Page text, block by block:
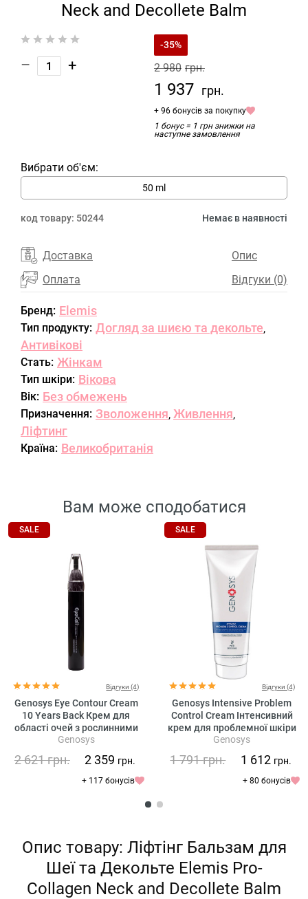
Neck and Decollete Balm
– +
-35%
2 980 грн.
1 937 грн.
+ 96 бонусів за покупку
1 бонус = 1 грн знижки на
наступне замовлення
Вибрати об'єм:
50 ml
код товару: 50244 Немає в наявності
Доставка
Оплата
Опис
Відгуки (0)
Бренд: Elemis
Тип продукту: Догляд за шиєю та декольте,
Антивікові
Стать: Жінкам
Тип шкіри: Вікова
Вік: Без обмежень
Призначення: Зволоження, Живлення,
Ліфтинг
Країна: Великобританія
Вам може сподобатися
SALE
Відгуки (4)
Genosys Eye Contour Cream
10 Years Back Крем для
області очей з рослинними
стовбуровими клітинами
Genosys
2 621грн. 2 359 грн.
+ 117 бонусів
SALE
Відгуки (4)
Genosys Intensive Problem
Control Cream Інтенсивний
крем для проблемної шкіри
Genosys
1 791грн. 1 612 грн.
+ 80 бонусів
Опис товару: Ліфтінг Бальзам для
Шеї та Декольте Elemis Pro-
Collagen Neck and Decollete Balm